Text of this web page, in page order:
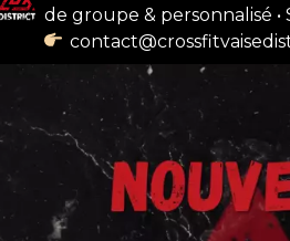
de groupe & personnalisé